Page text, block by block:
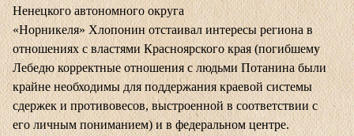
Ненецкого автономного округа
«Норникеля» Хлопонин отстаивал интересы региона в
отношениях с властями Красноярского края (погибшему
Лебедю корректные отношения с людьми Потанина были
крайне необходимы для поддержания краевой системы
сдержек и противовесов, выстроенной в соответствии с
его личным пониманием) и в федеральном центре.